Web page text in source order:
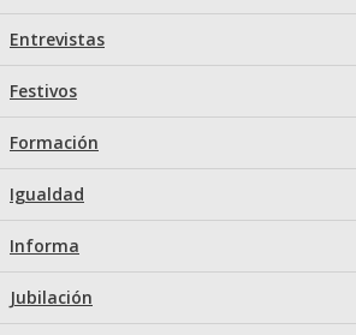
Entrevistas
Festivos
Formación
Igualdad
Informa
Jubilación